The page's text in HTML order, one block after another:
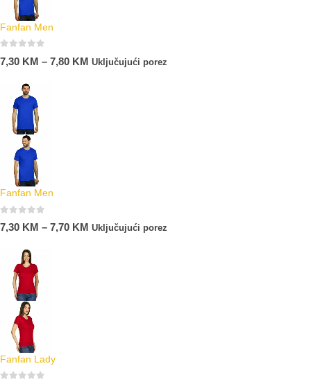
Fanfan Men
7,30 KM – 7,80 KM Uključujući porez
Fanfan Men
7,30 KM – 7,70 KM Uključujući porez
Fanfan Lady